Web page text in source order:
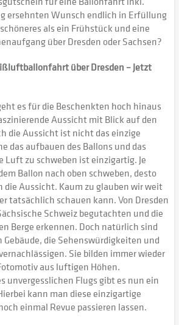
ersehnten Wunsch endlich in Erfüllung
als ein Frühstück und eine
über Dresden oder Sachsen?
über Dresden – Jetzt
es für die Beschenkten hoch hinaus
Aussicht mit Blick auf den
die Aussicht ist nicht das einzige
das aufbauen des Ballons und das
Luft zu schweben ist einzigartig. Je
Ballon nach oben schweben, desto
die Aussicht. Kaum zu glauben wir weit
tatsächlich schauen kann. Von Dresden
Schweiz begutachten und die
Berge erkennen. Doch natürlich sind
die Sehenswürdigkeiten und
Sie bilden immer wieder
aus luftigen Höhen.
unvergesslichen Flugs gibt es nun ein
kann man diese einzigartige
einmal Revue passieren lassen.